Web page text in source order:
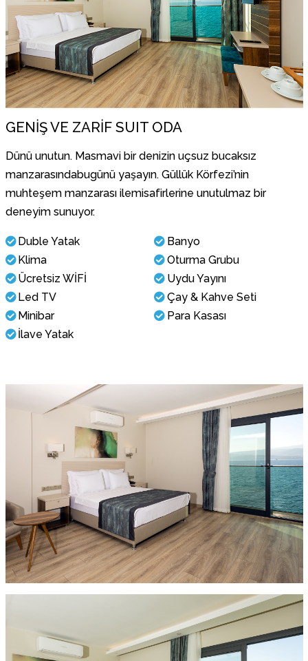
GENİŞ VE ZARİF SUIT ODA
Dünü unutun. Masmavi bir denizin uçsuz bucaksız
manzarasındabugünü yaşayın. Güllük Körfezi’nin
muhteşem manzarası ilemisafirlerine unutulmaz bir
deneyim sunuyor.
Duble Yatak
Banyo
Klima
Oturma Grubu
Ücretsiz WİFİ
Uydu Yayını
Led TV
Çay & Kahve Seti
Minibar
Para Kasası
İlave Yatak